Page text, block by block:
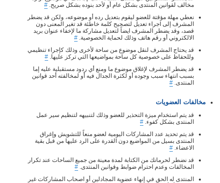
مخالف لقوانين المنتدى بشكل عام أو لأحد بنوده بشكل صريح. #
نعطي مهلة مؤقتة للعضو ليقوم بتعديل رده أو موضوعه، ولكن قد يضطر
المشرف إلى اجراء تعديل لتصحيح كلمة خاطئة قد تغير المعنى دون
قصد، وقد يضطر المشرف ايضاً لتعديل مشاركة ما لإخفاء عنوان بريد
الالكتروني أو رقم هاتف وذلك لحماية الخصوصية. #
قد يحتاج المشرف لنقل موضوع من ساحة لأخرى وذلك كإجراء تنظيمي
وللحفاظ على خصوصية كل ساحة بمواضيعها التي تركز عليها. #
قد يضطر المشرف لإغلاق موضوع ما ومنع أي ردود مستقبلية عليه إما
بسبب انتهاء سبب وجوده أو لكثرة الجدال فيه أو لمخالفته أحد قوانين
المنتدى. #
مخالفات العضويات
قد يتم استخدام ميزة التحذير للعضو وذلك لتنبيهه لتنظيم سير عمل
المنتدى بشكل كفوء. #
قد يتم تحديد عدد المشاركات اليومية لعضو منعاً للتشويش وإغراق
المنتدى بسيل من المواضيع دون القدرة على الرد عليها من قبل بقية
الاعضاء. #
قد نضطر لحرمانك من الكتابة لمدة معينة من جميع الساحات عند تكرار
المخالفات وعدم احترام ضوابط وقوانين المنتدى. #
المنتدى له الحق في إنهاء عضوية المجادلين أو اصحاب المشاركات غير